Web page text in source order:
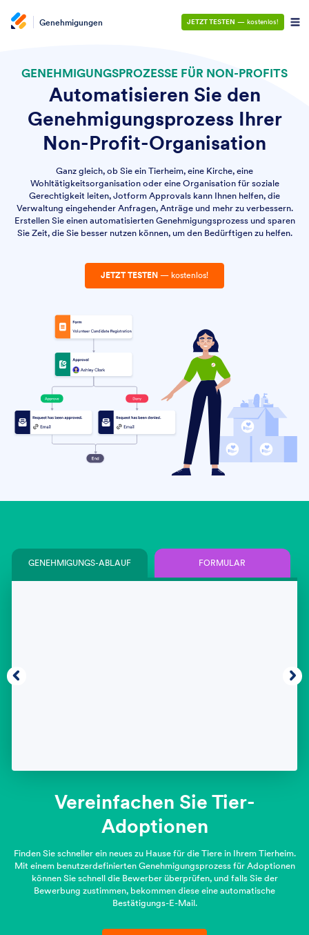
Genehmigungen JETZT TESTEN — kostenlos!
GENEHMIGUNGSPROZESSE FÜR NON-PROFITS
Automatisieren Sie den
Genehmigungsprozess Ihrer
Non-Profit-Organisation
Ganz gleich, ob Sie ein Tierheim, eine Kirche, eine
Wohltätigkeitsorganisation oder eine Organisation für soziale
Gerechtigkeit leiten, Jotform Approvals kann Ihnen helfen, die
Verwaltung eingehender Anfragen, Anträge und mehr zu verbessern.
Erstellen Sie einen automatisierten Genehmigungsprozess und sparen
Sie Zeit, die Sie besser nutzen können, um den Bedürftigen zu helfen.
JETZT TESTEN — kostenlos!
GENEHMIGUNGS-ABLAUF FORMULAR
Vereinfachen Sie Tier-
Adoptionen
Finden Sie schneller ein neues zu Hause für die Tiere in Ihrem Tierheim.
Mit einem benutzerdefinierten Genehmigungsprozess für Adoptionen
können Sie schnell die Bewerber überprüfen, und falls Sie der
Bewerbung zustimmen, bekommen diese eine automatische
Bestätigungs-E-Mail.